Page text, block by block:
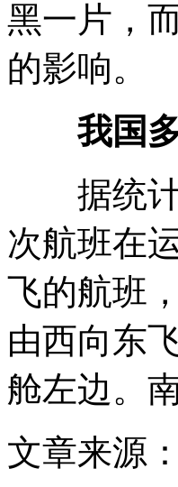
黑一片，
的影响。
我国多
据统计
次航班在
飞的航班
由西向东
舱左边。
文章来源